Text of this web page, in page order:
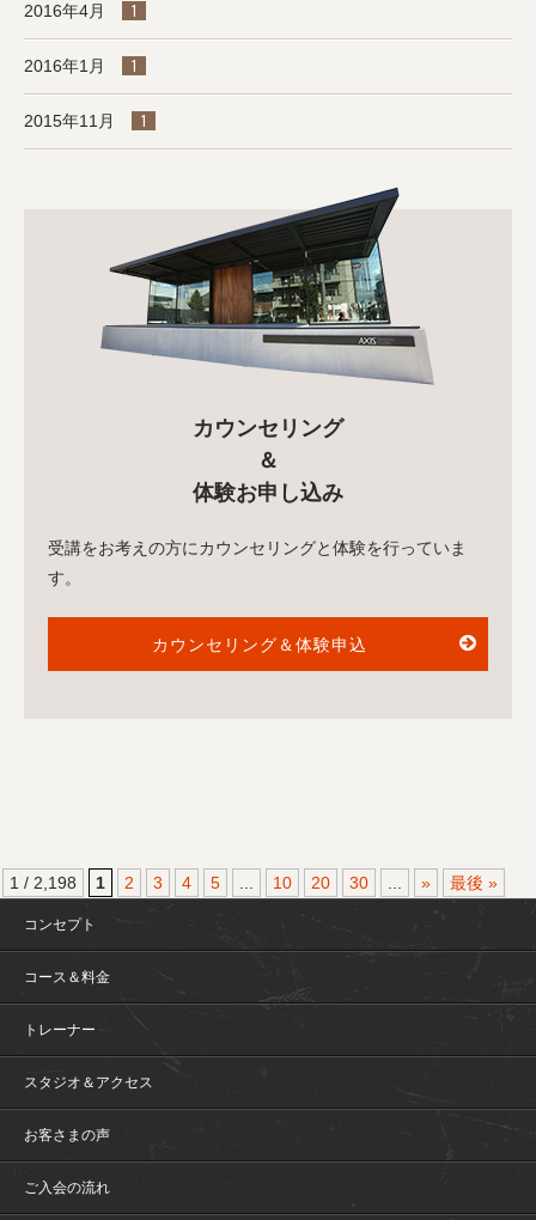
2016年4月 1
2016年1月 1
2015年11月 1
カウンセリング
＆
体験お申し込み
受講をお考えの方にカウンセリングと体験を行っていま
す。
カウンセリング＆体験申込
1 / 2,198 1 2 3 4 5 10 20 30 » 最後 »
コンセプト
コース＆料金
トレーナー
スタジオ＆アクセス
お客さまの声
ご入会の流れ